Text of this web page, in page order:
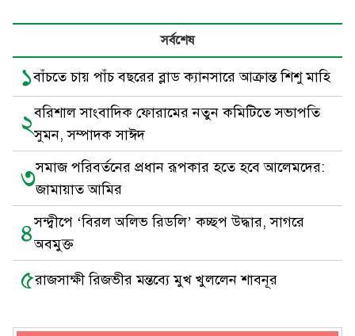
সর্বশেষ
১বাঁচতে চায় পাঁচ বছরের ব্লাড ক্যানসারে আক্রান্ত শিশু মাহি
২বরিশাল সাংবাদিক ফোরামের নতুন কমিটিতে সভাপতি
সুমন, সম্পাদক সাঈদ
৩সমাজ পরিবর্তনের প্রধান রূপকার হতে হবে আলেমদের:
জামায়াত আমির
৪সন্দ্বীপে ‘বিরল অলিভ রিডলি’ কচ্ছপ উদ্ধার, সাগরে
অবমুক্ত
৫রাজসাক্ষী রিজভীর মন্তব্যে মুখ খুললেন শাবনূর